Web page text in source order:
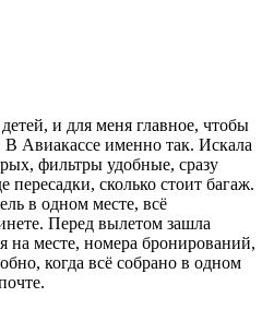
и для меня главное, чтобы
Авиакассе именно так. Искала
фильтры удобные, сразу
пересадки, сколько стоит багаж.
в одном месте, всё
Перед вылетом зашла
на месте, номера бронирований,
когда всё собрано в одном